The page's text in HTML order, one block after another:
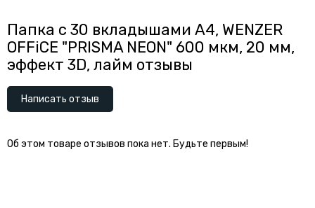
Папка с 30 вкладышами А4, WENZER
OFFiCE "PRISMA NEON" 600 мкм, 20 мм,
эффект 3D, лайм отзывы
Написать отзыв
Об этом товаре отзывов пока нет. Будьте первым!